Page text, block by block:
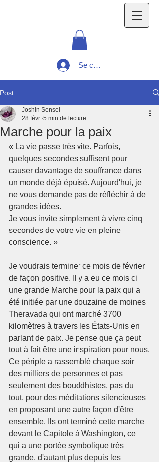
Se connecter
Post
Marche pour la paix
Joshin Sensei
28 févr. 5 min de lecture
« La vie passe très vite. Parfois,
quelques secondes suffisent pour
causer davantage de souffrance dans
un monde déjà épuisé. Aujourd'hui, je
ne vous demande pas de réfléchir à de
grandes idées.
Je vous invite simplement à vivre cinq
secondes de votre vie en pleine
conscience. »
Je voudrais terminer ce mois de février
de façon positive. Il y a eu ce mois ci
une grande Marche pour la paix qui a
été initiée par une douzaine de moines
Theravada qui ont marché 3700
kilomètres à travers les États-Unis en
parlant de paix. Je pense que ça peut
tout à fait être une inspiration pour nous.
Ce périple a rassemblé chaque soir
des milliers de personnes et pas
seulement des bouddhistes, pas du
tout, pour des méditations silencieuses
en proposant une autre façon d'être
ensemble. Ils ont terminé cette marche
devant le Capitole à Washington, ce
qui a une portée symbolique très
grande, d'autant plus depuis les